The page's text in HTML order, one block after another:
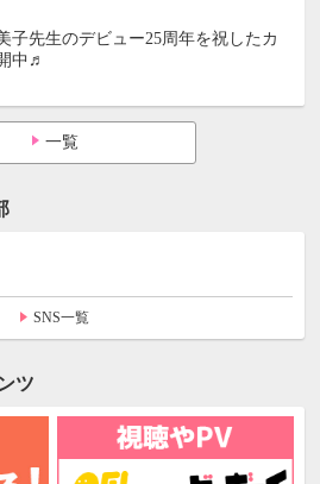
子先生のデビュー25周年を祝したカ
中♬
一覧
SNS一覧
ツ